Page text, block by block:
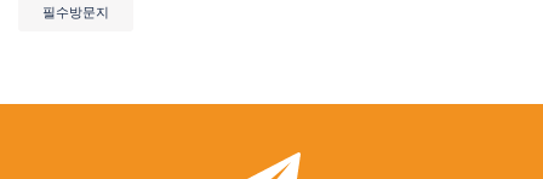
필수방문지